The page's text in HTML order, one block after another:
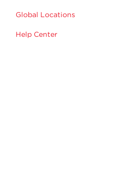
Global Locations
Help Center